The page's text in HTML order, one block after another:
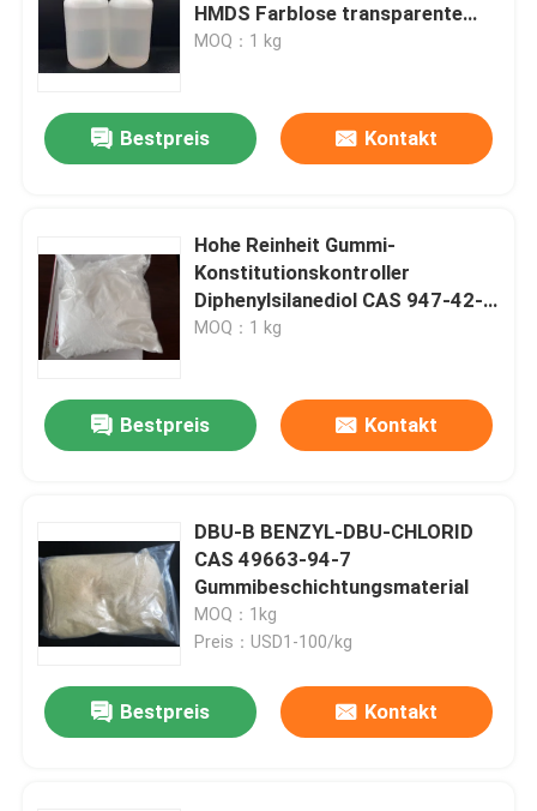
Treten Sie mit uns in Verbindung
Fordern Sie ein Zitat
Beschichtendes Gummimaterial
Elektronische Chemikalien
Organische photo-voltaische Materialien
Rohstoffe der pharmazeutischen Produkte
Körperpflege-Rohstoffe
Kosmetische Rohstoffe
HMDS Farblose transparente
Flüssigkeit
MOQ：1 kg
Bestpreis Kontakt
Hohe Reinheit Gummi-
Konstitutionskontroller
Diphenylsilanediol CAS 947-42-2
Weißes kristallines Pulver
MOQ：1 kg
Bestpreis Kontakt
DBU-B BENZYL-DBU-CHLORID
CAS 49663-94-7
Gummibeschichtungsmaterial
MOQ：1kg
Preis：USD1-100/kg
Bestpreis Kontakt